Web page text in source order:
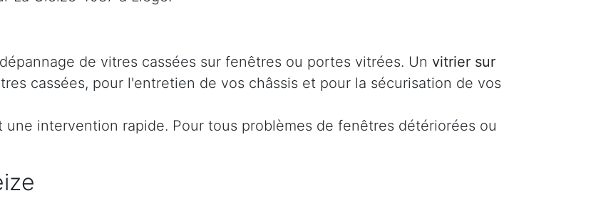
de vitres cassées sur fenêtres ou portes vitrées. Un vitrier sur
cassées, pour l'entretien de vos châssis et pour la sécurisation de vos
intervention rapide. Pour tous problèmes de fenêtres détériorées ou